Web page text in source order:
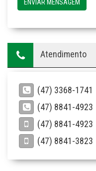
ENVIAR MENSAGEM
Atendimento
(47) 3368-1741
(47) 8841-4923
(47) 8841-4923
(47) 8841-3823